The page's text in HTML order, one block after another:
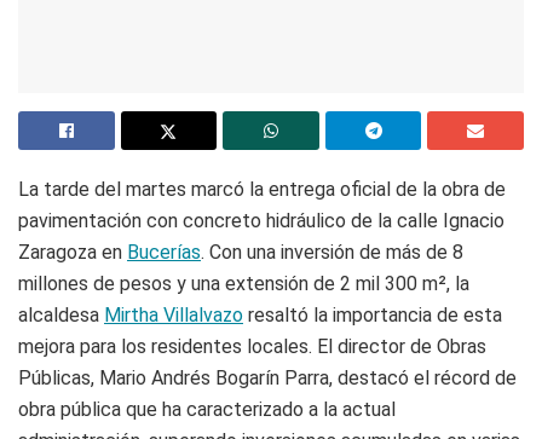
La tarde del martes marcó la entrega oficial de la obra de
pavimentación con concreto hidráulico de la calle Ignacio
Zaragoza en Bucerías. Con una inversión de más de 8
millones de pesos y una extensión de 2 mil 300 m², la
alcaldesa Mirtha Villalvazo resaltó la importancia de esta
mejora para los residentes locales. El director de Obras
Públicas, Mario Andrés Bogarín Parra, destacó el récord de
obra pública que ha caracterizado a la actual